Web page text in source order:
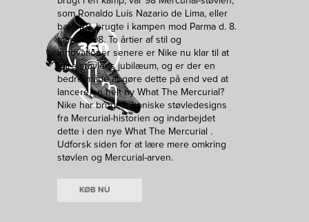
som Ronaldo Luís Nazario de Lima, eller
bare R9, brugte i kampen mod Parma d. 8.
marts 1998. To årtier af stil og
innovationer senere er Nike nu klar til at
fejre støvlens jubilæum, og er der en
bedre måde at gøre dette på end ved at
lancere en helt ny What The Mercurial?
Nike har brugt 9 ikoniske støvledesigns
fra Mercurial-historien og indarbejdet
dette i den nye What The Mercurial .
Udforsk siden for at lære mere omkring
støvlen og Mercurial-arven.
KØB NU